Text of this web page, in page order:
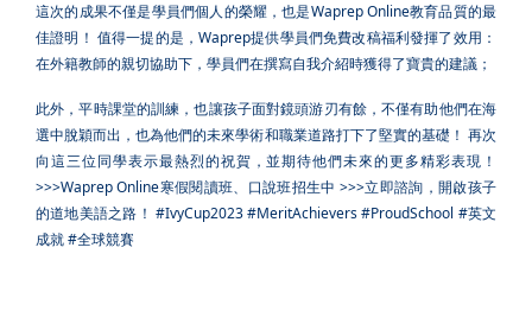
這次的成果不僅是學員們個人的榮耀，也是Waprep Online教育品質的最
佳證明！ 值得一提的是，Waprep提供學員們免費改稿福利發揮了效用：
在外籍教師的親切協助下，學員們在撰寫自我介紹時獲得了寶貴的建議；
此外，平時課堂的訓練，也讓孩子面對鏡頭游刃有餘，不僅有助他們在海
選中脫穎而出，也為他們的未來學術和職業道路打下了堅實的基礎！ 再次
向這三位同學表示最熱烈的祝賀，並期待他們未來的更多精彩表現！
>>>Waprep Online寒假閱讀班、口說班招生中 >>>立即諮詢，開啟孩子
的道地美語之路！ #IvyCup2023#MeritAchievers#ProudSchool #英文
成就#全球競賽